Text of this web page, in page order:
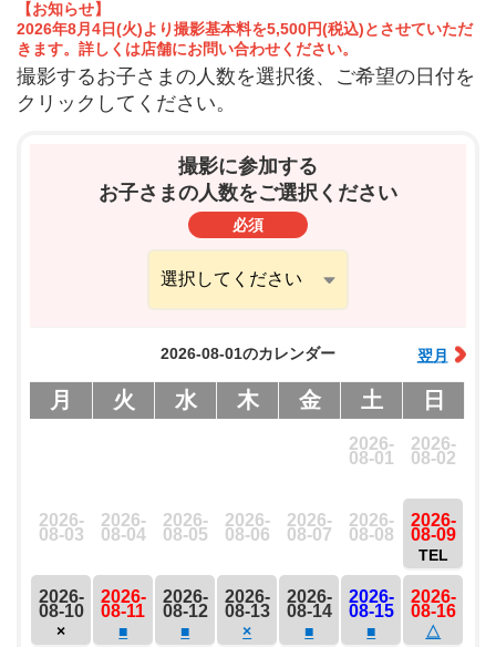
【お知らせ】
2026年8月4日(火)より撮影基本料を5,500円(税込)とさせていただ
きます。詳しくは店舗にお問い合わせください。
撮影するお子さまの人数を選択後、ご希望の日付を
クリックしてください。
撮影に参加する
お子さまの人数をご選択ください
必須
2026-08-01のカレンダー 翌月
月 火 水 木 金 土 日
2026-
08-01
2026-
08-02
2026-
08-03
2026-
08-04
2026-
08-05
2026-
08-06
2026-
08-07
2026-
08-08
2026-
08-09
TEL
2026-
08-10
×
2026-
08-11
■
2026-
08-12
■
2026-
08-13
×
2026-
08-14
■
2026-
08-15
■
2026-
08-16
△